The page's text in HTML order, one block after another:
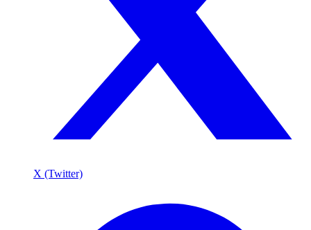
X (Twitter)